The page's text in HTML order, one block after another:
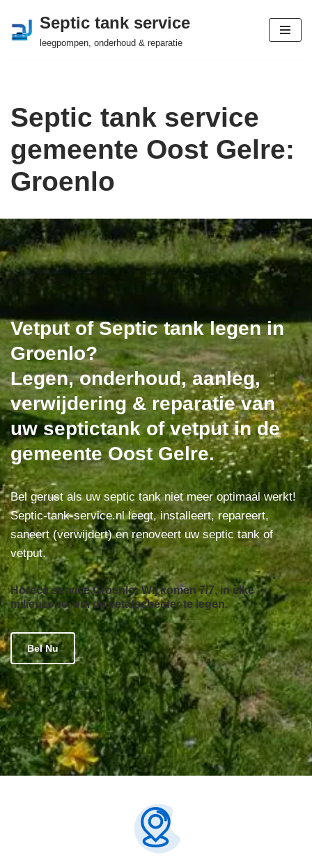
Ga
Septic tank service
leegpompen, onderhoud & reparatie
Septic tank service
gemeente Oost Gelre:
Groenlo
Vetput of Septic tank legen in
Groenlo?
Legen, onderhoud, aanleg,
verwijdering & reparatie van
uw septictank of vetput in de
gemeente Oost Gelre.
Bel gerust als uw septic tank niet meer optimaal werkt!
Septic-tank-service.nl leegt, installeert, repareert,
saneert (verwijdert) en renoveert uw septic tank of
vetput.
Horeca service Groenlo: Wij komen 7/7, in elke
milieuzone, om de vetafscheider te legen.
Bel Nu